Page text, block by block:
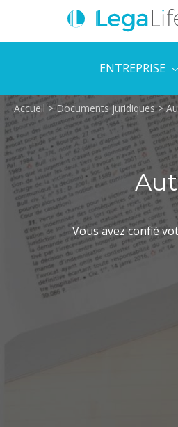
ENTREPRISE
Accueil >Documents juridiques>
Vous avez confié